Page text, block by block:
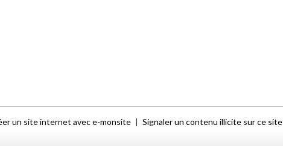
un site internet avec e-monsite Signaler un contenu illicite sur ce site